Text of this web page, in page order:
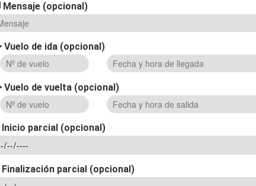
Mensaje (opcional)
Vuelo de ida (opcional)
Vuelo de vuelta (opcional)
Inicio parcial (opcional)
Finalización parcial (opcional)